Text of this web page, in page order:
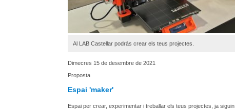
Al LAB Castellar podràs crear els teus projectes.
Dimecres 15 de desembre de 2021
Proposta
Espai 'maker'
Espai per crear, experimentar i treballar els teus projectes, ja